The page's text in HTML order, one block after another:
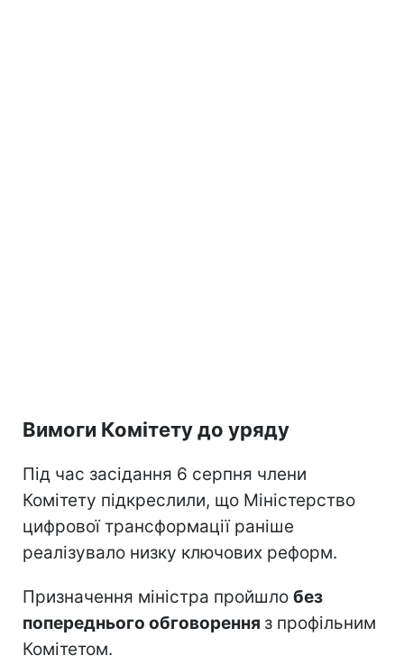
Вимоги Комітету до уряду
Під час засідання 6 серпня члени
Комітету підкреслили, що Міністерство
цифрової трансформації раніше
реалізувало низку ключових реформ.
Призначення міністра пройшло без
попереднього обговорення з профільним
Комітетом.